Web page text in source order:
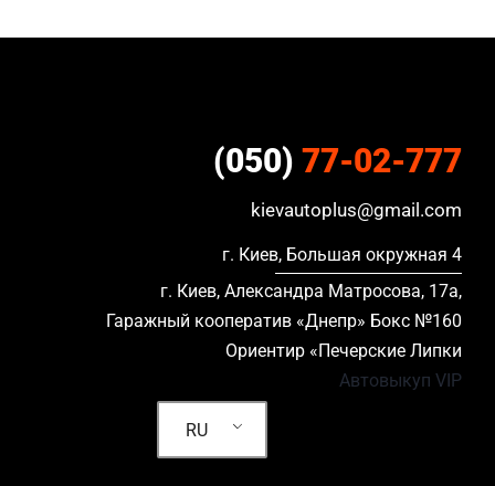
(050) 77-02-777
kievautoplus@gmail.com
г. Киев, Большая окружная 4
г. Киев, Александра Матросова, 17а,
Гаражный кооператив «Днепр» Бокс №160
Ориентир «Печерские Липки
Автовыкуп VIP
RU